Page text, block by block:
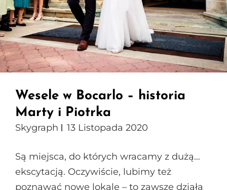
Wesele w Bocarlo – historia
Marty i Piotrka
Skygraph 13 Listopada 2020
Są miejsca, do których wracamy z dużą…
ekscytacją. Oczywiście, lubimy też
poznawać nowe lokale – to zawsze działa